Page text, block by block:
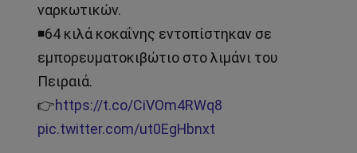
ναρκωτικών.
◾64 κιλά κοκαΐνης εντοπίστηκαν σε
εμπορευματοκιβώτιο στο λιμάνι του
Πειραιά.
👉https://t.co/CiVOm4RWq8
pic.twitter.com/ut0EgHbnxt